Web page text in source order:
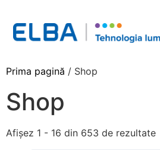
Prima pagină / Shop
Shop
Afișez 1 - 16 din 653 de rezultate